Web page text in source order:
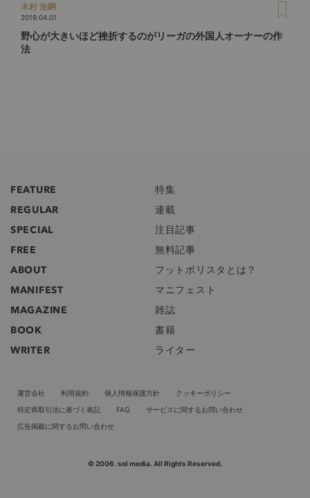
木村 浩嗣
2019.04.01
野心が大きいほど挫折するのがリーガの外国人オーナーの作
法
FEATURE
特集
REGULAR
連載
SPECIAL
注目記事
FREE
無料記事
ABOUT
フットボリスタとは？
MANIFEST
マニフェスト
MAGAZINE
雑誌
BOOK
書籍
WRITER
ライター
運営会社 利用規約 個人情報保護方針
クッキーポリシー
特定商取引法に基づく表記
FAQ
サービスに関するお問い合わせ
広告掲載に関するお問い合わせ
© 2006. sol media. All Rights Reserved.